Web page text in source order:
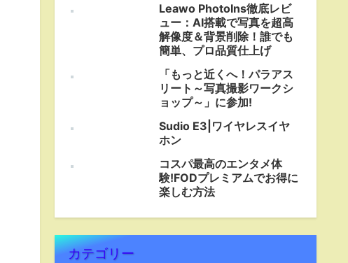
Leawo PhotoIns徹底レビ
ュー：AI搭載で写真を超高
解像度＆背景削除！誰でも
簡単、プロ品質仕上げ
「もっと近くへ！パラアス
リート～写真撮影ワークシ
ョップ～」に参加!
Sudio E3|ワイヤレスイヤ
ホン
コスパ最高のエンタメ体
験!FODプレミアムでお得に
楽しむ方法
カテゴリー